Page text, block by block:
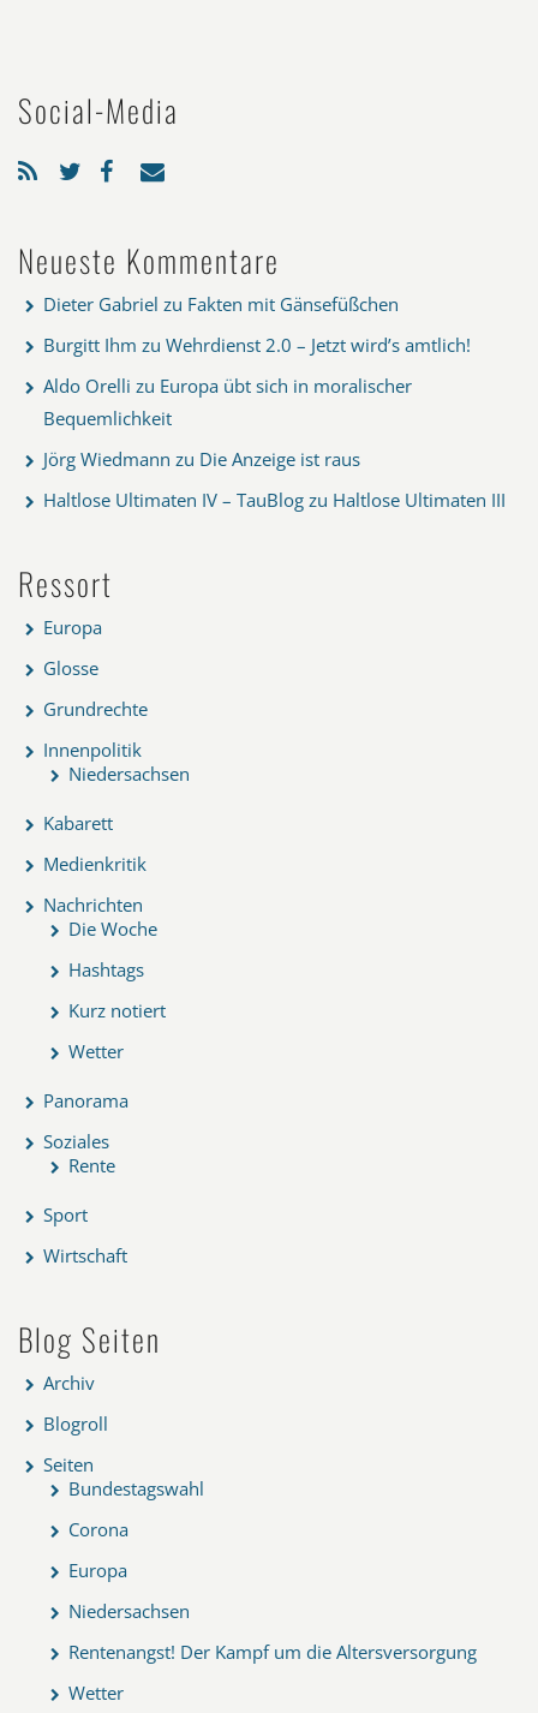
Social-Media
Neueste Kommentare
Dieter Gabriel zu Fakten mit Gänsefüßchen
Burgitt Ihm zu Wehrdienst 2.0 – Jetzt wird’s amtlich!
Aldo Orelli zu Europa übt sich in moralischer
Bequemlichkeit
Jörg Wiedmann zu Die Anzeige ist raus
Haltlose Ultimaten IV – TauBlog zu Haltlose Ultimaten III
Ressort
Europa
Glosse
Grundrechte
Innenpolitik
Niedersachsen
Kabarett
Medienkritik
Nachrichten
Die Woche
Hashtags
Kurz notiert
Wetter
Panorama
Soziales
Rente
Sport
Wirtschaft
Blog Seiten
Archiv
Blogroll
Seiten
Bundestagswahl
Corona
Europa
Niedersachsen
Rentenangst! Der Kampf um die Altersversorgung
Wetter